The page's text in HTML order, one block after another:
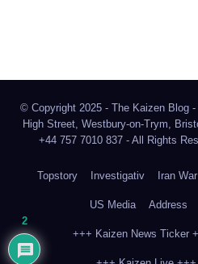
© Copyright 2025 - The Kaizen Blog
High Street, Westbury-on-Trym,
+44 757 7010 837 - All Rights
Topstory Investigativ Iran War
US Media Address
+++ Kaizen News Ticker
2